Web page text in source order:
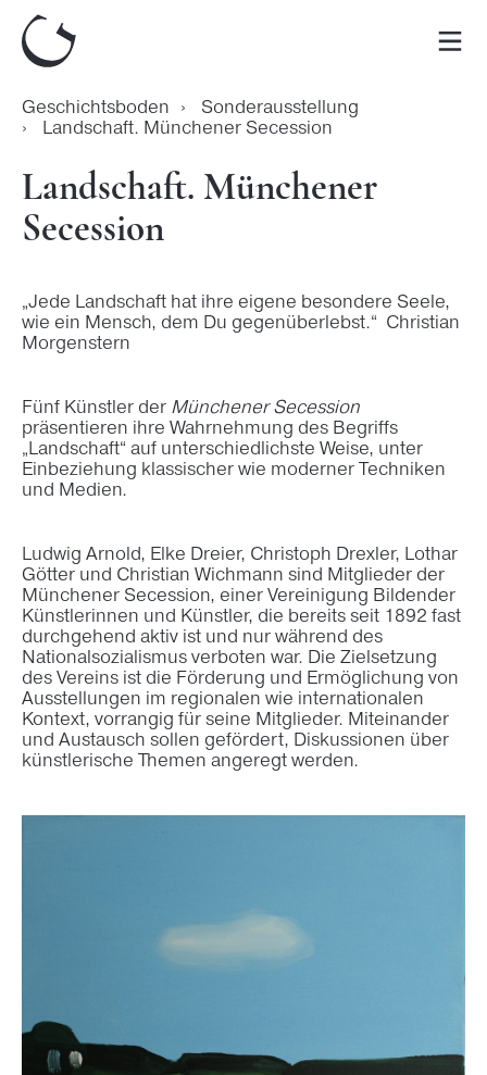
Inhalt
springen
Geschichtsboden › Sonderausstellung
› Landschaft. Münchener Secession
Landschaft. Münchener
Secession
„Jede Landschaft hat ihre eigene besondere Seele,
wie ein Mensch, dem Du gegenüberlebst.“ Christian
Morgenstern
Fünf Künstler der Münchener Secession
präsentieren ihre Wahrnehmung des Begriffs
„Landschaft“ auf unterschiedlichste Weise, unter
Einbeziehung klassischer wie moderner Techniken
und Medien.
Ludwig Arnold, Elke Dreier, Christoph Drexler, Lothar
Götter und Christian Wichmann sind Mitglieder der
Münchener Secession, einer Vereinigung Bildender
Künstlerinnen und Künstler, die bereits seit 1892 fast
durchgehend aktiv ist und nur während des
Nationalsozialismus verboten war. Die Zielsetzung
des Vereins ist die Förderung und Ermöglichung von
Ausstellungen im regionalen wie internationalen
Kontext, vorrangig für seine Mitglieder. Miteinander
und Austausch sollen gefördert, Diskussionen über
künstlerische Themen angeregt werden.